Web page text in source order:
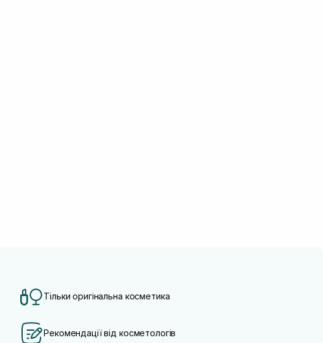
Тільки оригінальна косметика
Рекомендації від косметологів